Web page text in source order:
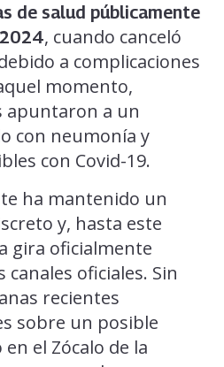
de salud públicamente
, cuando canceló
a complicaciones
momento,
a un
con neumonía y
con Covid-19.
ha mantenido un
y, hasta este
gira oficialmente
oficiales. Sin
recientes
sobre un posible
el Zócalo de la